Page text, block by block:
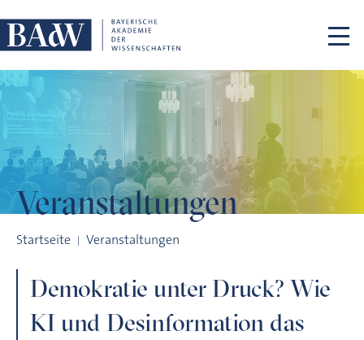
Veranstaltungen
Startseite Veranstaltungen
Demokratie unter Druck? Wie
KI und Desinformation das